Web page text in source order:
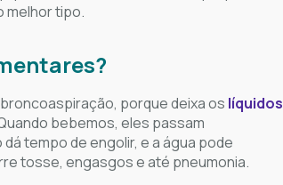
melhor tipo.
porque deixa os líquidos
bebemos, eles passam
tempo de engolir, e a água pode
tosse, engasgos e até pneumonia.